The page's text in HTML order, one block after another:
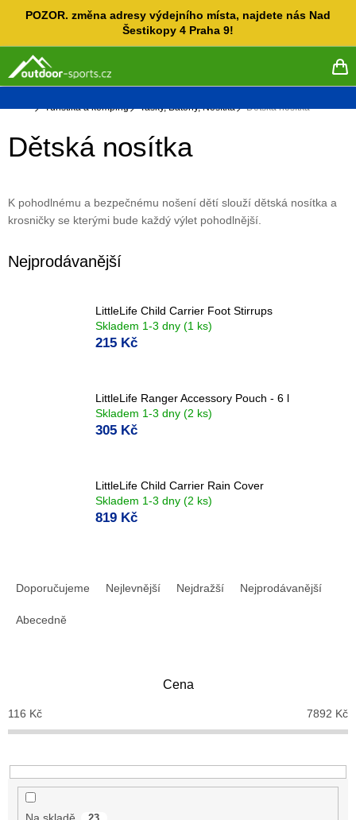
POZOR. změna adresy výdejního místa, najdete nás Nad
Šestikopy 4 Praha 9!
Domů
Turistika a kemping Tašky, Batohy, Nosítka Dětská nosítka
Dětská nosítka
K pohodlnému a bezpečnému nošení dětí slouží dětská nosítka a
krosničky se kterými bude každý výlet pohodlnější.
Nejprodávanější
LittleLife Child Carrier Foot Stirrups
Skladem 1-3 dny (1 ks)
215 Kč
LittleLife Ranger Accessory Pouch - 6 l
Skladem 1-3 dny (2 ks)
305 Kč
LittleLife Child Carrier Rain Cover
Skladem 1-3 dny (2 ks)
819 Kč
o
d
k
t
Doporučujeme Nejlevnější Nejdražší Nejprodávanější
Abecedně
Cena
116 Kč 7892 Kč